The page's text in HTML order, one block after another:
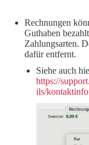
Rechnungen
Guthaben
Zahlungsarten.
dafür entfernt.
Siehe auch
https://
ils/